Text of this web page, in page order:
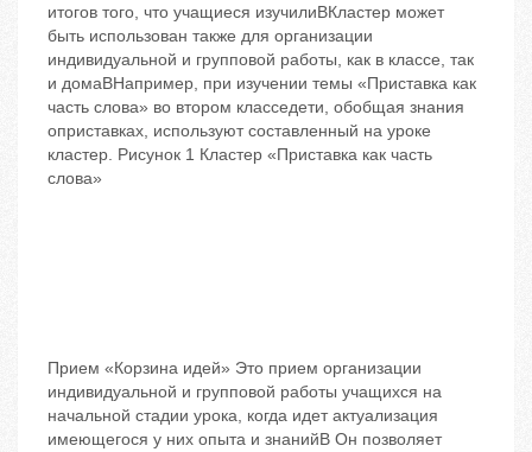
итогов того, что учащиеся изучилиBКластер может
быть использован также для организации
индивидуальной и групповой работы, как в классе, так
и домаBНапример, при изучении темы «Приставка как
часть слова» во втором класседети, обобщая знания
оприставках, используют составленный на уроке
кластер. Рисунок 1 Кластер «Приставка как часть
слова»
Прием «Корзина идей» Это прием организации
индивидуальной и групповой работы учащихся на
начальной стадии урока, когда идет актуализация
имеющегося у них опыта и знанийB Он позволяет